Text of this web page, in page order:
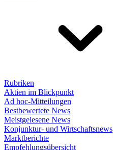
Rubriken
Aktien im Blickpunkt
Ad hoc-Mitteilungen
Bestbewertete News
Meistgelesene News
Konjunktur- und Wirtschaftsnews
Marktberichte
Empfehlungsübersicht